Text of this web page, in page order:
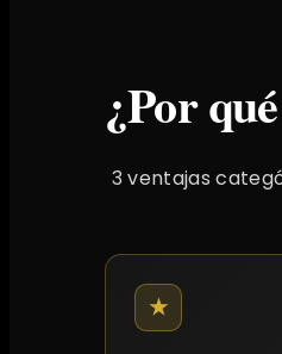
¿Por
3 ventajas
★